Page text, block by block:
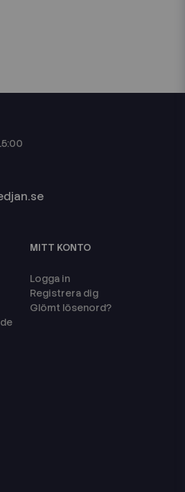
MITT KONTO
Logga in
Registrera dig
Glömt lösenord?